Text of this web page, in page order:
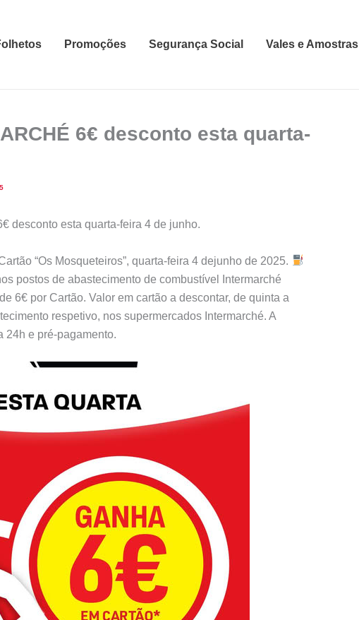
Promoções Segurança Social Vales e Amostras
6€ desconto esta quarta-
desconto esta quarta-feira 4 de junho.
“Os Mosqueteiros”, quarta-feira 4 dejunho de 2025.
postos de abastecimento de combustível Intermarché
6€ por Cartão. Valor em cartão a descontar, de quinta a
respetivo, nos supermercados Intermarché. A
24h e pré-pagamento.